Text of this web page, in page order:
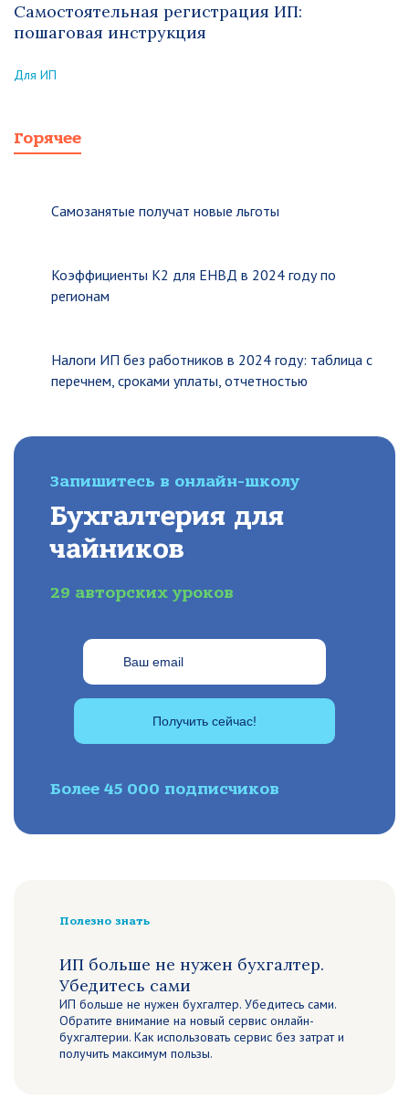
Самостоятельная регистрация ИП:
пошаговая инструкция
Для ИП
Горячее
Самозанятые получат новые льготы
Коэффициенты К2 для ЕНВД в 2024 году по
регионам
Налоги ИП без работников в 2024 году: таблица с
перечнем, сроками уплаты, отчетностью
Запишитесь в онлайн-школу
Бухгалтерия для
чайников
29 авторских уроков
Получить сейчас!
Более 45 000 подписчиков
Полезно знать
ИП больше не нужен бухгалтер.
Убедитесь сами
ИП больше не нужен бухгалтер. Убедитесь сами.
Обратите внимание на новый сервис онлайн-
бухгалтерии. Как использовать сервис без затрат и
получить максимум пользы.